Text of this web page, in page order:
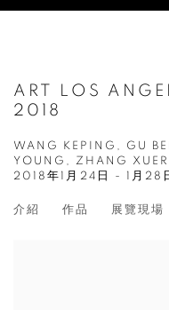
ART LOS
2018
WANG KEPING, GU
YOUNG, ZHANG
2018年1月24日 - 1月28
介紹 作品 展覽現場